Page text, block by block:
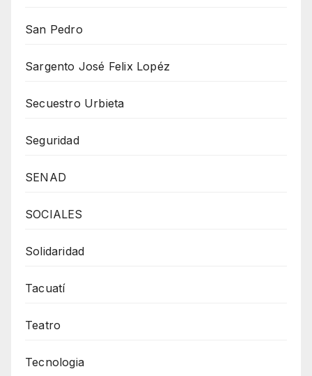
San Pedro
Sargento José Felix Lopéz
Secuestro Urbieta
Seguridad
SENAD
SOCIALES
Solidaridad
Tacuatí
Teatro
Tecnologia